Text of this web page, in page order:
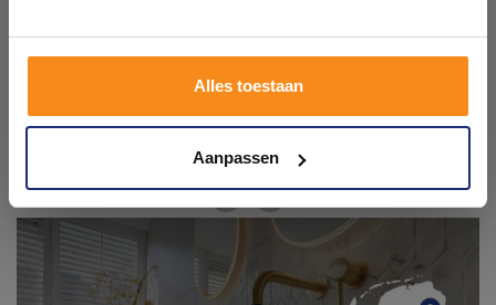
Alles toestaan
Aanpassen
Kom langs en ervaar zelf het verschil!